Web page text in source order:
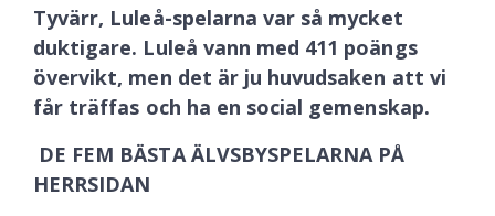
Tyvärr, Luleå-spelarna var så mycket
duktigare. Luleå vann med 411 poängs
övervikt, men det är ju huvudsaken att vi
får träffas och ha en social gemenskap.
DE FEM BÄSTA ÄLVSBYSPELARNA PÅ
HERRSIDAN